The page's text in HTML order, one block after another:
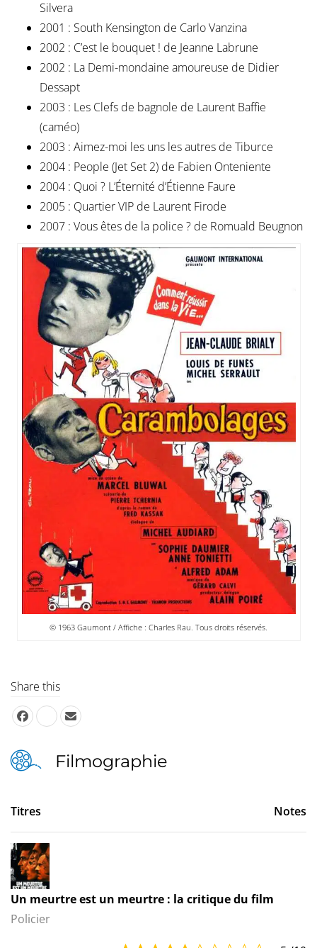
Silvera
2001 : South Kensington de Carlo Vanzina
2002 : C’est le bouquet ! de Jeanne Labrune
2002 : La Demi-mondaine amoureuse de Didier
Dessapt
2003 : Les Clefs de bagnole de Laurent Baffie
(caméo)
2003 : Aimez-moi les uns les autres de Tiburce
2004 : People (Jet Set 2) de Fabien Onteniente
2004 : Quoi ? L’Éternité d’Étienne Faure
2005 : Quartier VIP de Laurent Firode
2007 : Vous êtes de la police ? de Romuald Beugnon
© 1963 Gaumont / Affiche : Charles Rau. Tous droits réservés.
Share this
Filmographie
Titres Notes
Un meurtre est un meurtre : la critique du film
Policier